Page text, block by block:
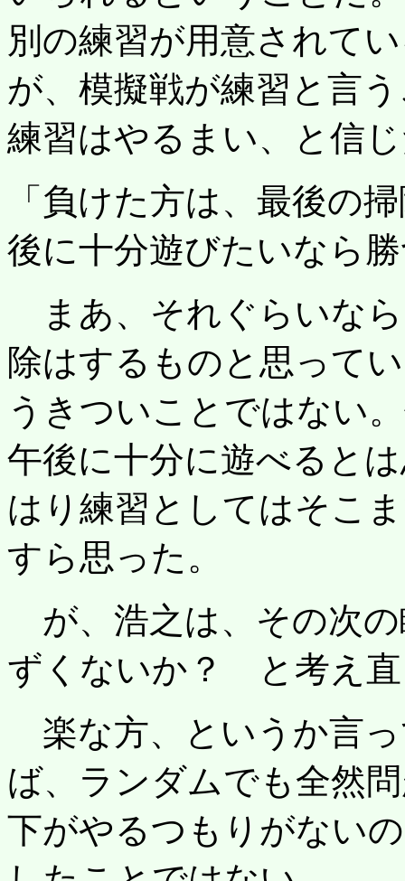
別の練習が用意されて
が、模擬戦が練習と言
練習はやるまい、と信
「負けた方は、最後の
後に十分遊びたいなら
まあ、それぐらいな
除はするものと思って
うきついことではない
午後に十分に遊べると
はり練習としてはそこ
すら思った。
が、浩之は、その次
ずくないか？ と考え
楽な方、というか言
ば、ランダムでも全然
下がやるつもりがない